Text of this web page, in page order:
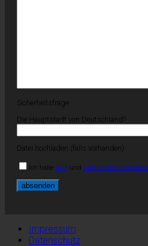
Sicherheitsfrage
Die Hauptstadt von Deutschland?
Datei hochladen (falls vorhanden):
Ich habe AGB und Datenschutzvorgaben
Impressum
Datenschutz